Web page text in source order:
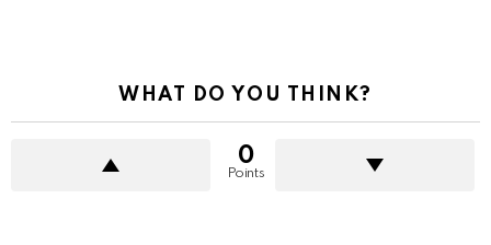
WHAT DO YOU THINK?
0
Points